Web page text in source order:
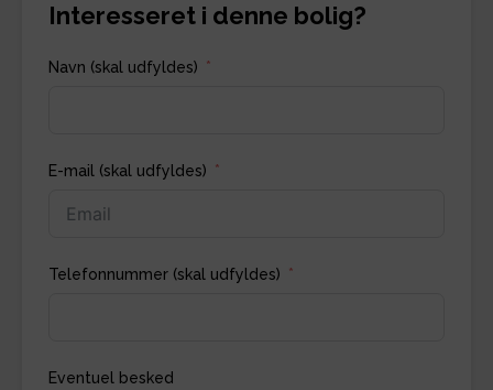
Interesseret i denne bolig?
Navn (skal udfyldes)
E-mail (skal udfyldes)
Telefonnummer (skal udfyldes)
Eventuel besked